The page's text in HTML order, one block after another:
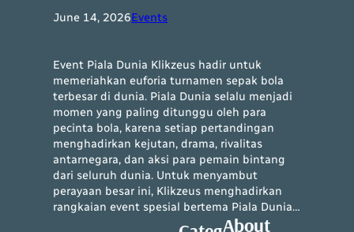
June 14, 2026Events
Event Piala Dunia Klikzeus hadir untuk
memeriahkan euforia turnamen sepak bola
terbesar di dunia. Piala Dunia selalu menjadi
momen yang paling ditunggu oleh para
pecinta bola, karena setiap pertandingan
menghadirkan kejutan, drama, rivalitas
antarnegara, dan aksi para pemain bintang
dari seluruh dunia. Untuk menyambut
perayaan besar ini, Klikzeus menghadirkan
rangkaian event spesial bertema Piala Dunia…
About